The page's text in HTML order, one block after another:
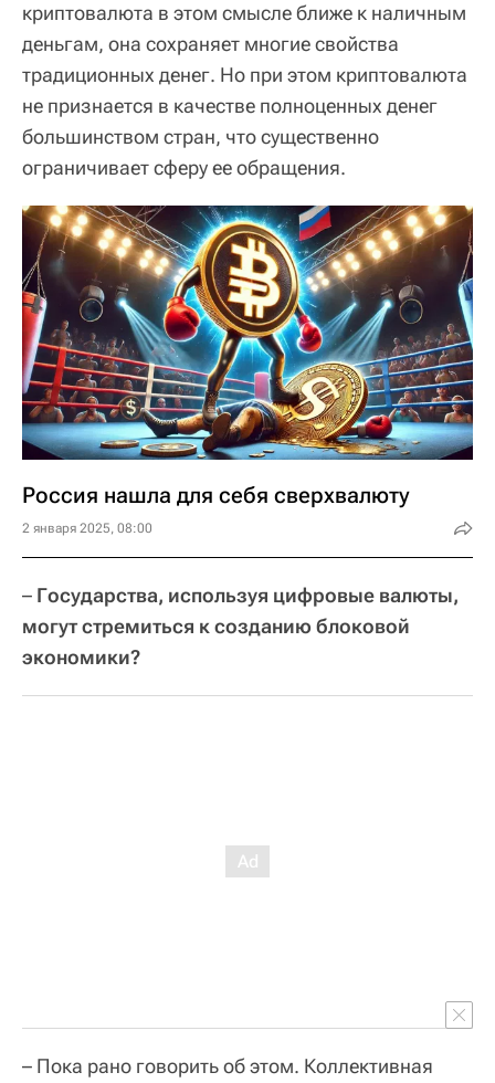
криптовалюта в этом смысле ближе к наличным
деньгам, она сохраняет многие свойства
традиционных денег. Но при этом криптовалюта
не признается в качестве полноценных денег
большинством стран, что существенно
ограничивает сферу ее обращения.
Россия нашла для себя сверхвалюту
2 января 2025, 08:00
– Государства, используя цифровые валюты,
могут стремиться к созданию блоковой
экономики?
– Пока рано говорить об этом. Коллективная